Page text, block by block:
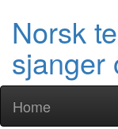
Norsk
sjanger
Home